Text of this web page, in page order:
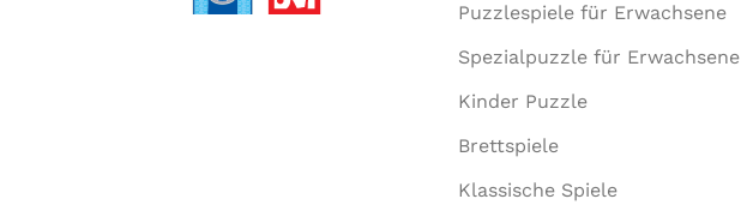
Puzzlespiele für Erwachsene
Spezialpuzzle für Erwachsene
Kinder Puzzle
Brettspiele
Klassische Spiele